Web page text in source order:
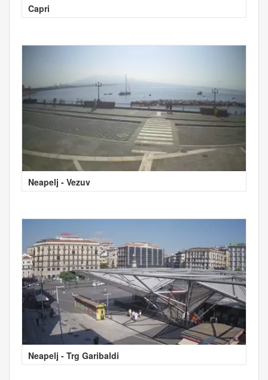
Capri
Neapelj - Vezuv
Neapelj - Trg Garibaldi